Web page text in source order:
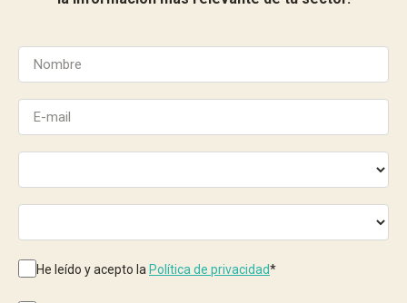
He leído y acepto la Política de privacidad*